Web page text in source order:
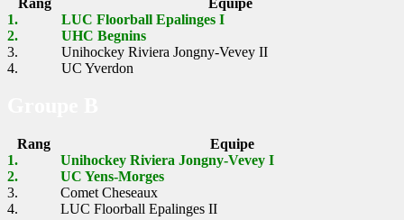
1.
LUC Floorball Epalinges I
2.
UHC Begnins
3.
Unihockey Riviera Jongny-Vevey II
4.
UC Yverdon
Rang
Equipe
1.
Unihockey Riviera Jongny-Vevey I
2.
UC Yens-Morges
3.
Comet Cheseaux
4.
LUC Floorball Epalinges II